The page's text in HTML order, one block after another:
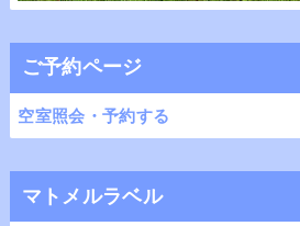
ご予約ページ
空室照会・予約する
マトメルラベル